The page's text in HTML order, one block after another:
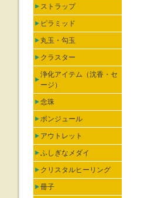
ストラップ
ピラミッド
丸玉・勾玉
クラスター
浄化アイテム（沈香・セ
ージ）
念珠
ボンジュール
アウトレット
ふしぎなメダイ
クリスタルヒーリング
冊子